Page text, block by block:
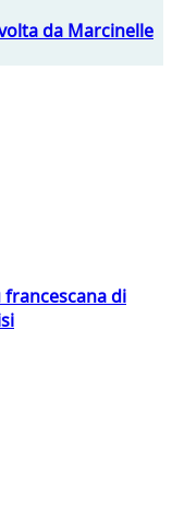
da Marcinelle
francescana di